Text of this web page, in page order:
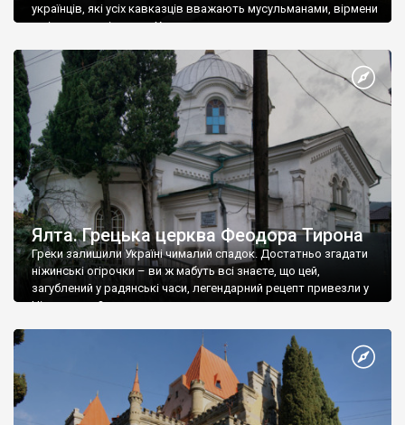
українців, які усіх кавказців вважають мусульманами, вірмени
є відданими вірянами Христа
Ялта. Грецька церква Феодора Тирона
Греки залишили Україні чималий спадок. Достатньо згадати
ніжинські огірочки – ви ж мабуть всі знаєте, що цей,
загублений у радянські часи, легендарний рецепт привезли у
Ніжин греки?